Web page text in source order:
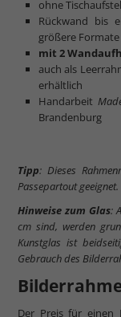
ohne
Rückwand bis
größere
mit 2
auch als
erhältlich
Handarbeit
Brandenburg
Tipp: Dieses
Passepartout geeignet.
Hinweise zum Glas:
cm sind, werden
Kunstglas ist
Gebrauch des
Der Preis für einen